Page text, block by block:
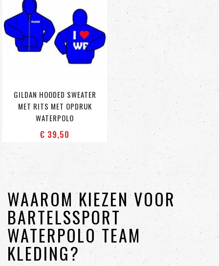
GILDAN HOODED SWEATER
MET RITS MET OPDRUK
WATERPOLO
€ 39,50
WAAROM KIEZEN VOOR
BARTELSSPORT
WATERPOLO TEAM
KLEDING?